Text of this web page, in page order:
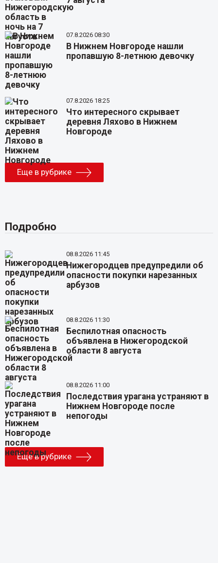
07.8.2026 08:30
В Нижнем Новгороде нашли
пропавшую 8-летнюю девочку
07.8.2026 18:25
Что интересного скрывает
деревня Ляхово в Нижнем
Новгороде
Еще в рубрике
Подробно
08.8.2026 11:45
Нижегородцев предупредили об
опасности покупки нарезанных
арбузов
08.8.2026 11:30
Беспилотная опасность
объявлена в Нижегородской
области 8 августа
08.8.2026 11:00
Последствия урагана устраняют в
Нижнем Новгороде после
непогоды
Еще в рубрике